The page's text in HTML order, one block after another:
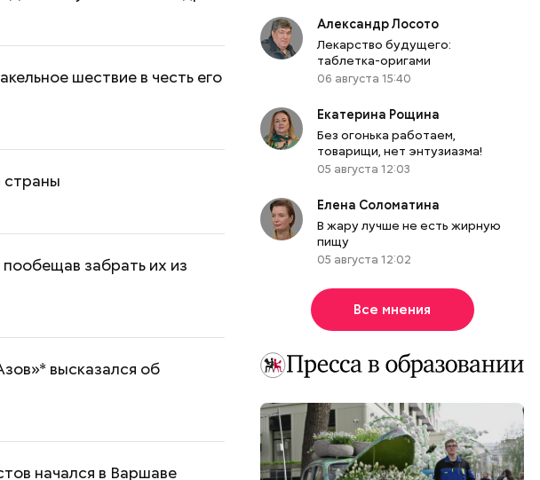
шествие в честь его
страны
забрать их из
высказался об
начался в Варшаве
Александр Лосото
Лекарство будущего:
таблетка-оригами
06 августа 15:40
Екатерина Рощина
Без огонька работаем,
товарищи, нет энтузиазма!
05 августа 12:03
Елена Соломатина
В жару лучше не есть жирную
пищу
05 августа 12:02
Все мнения